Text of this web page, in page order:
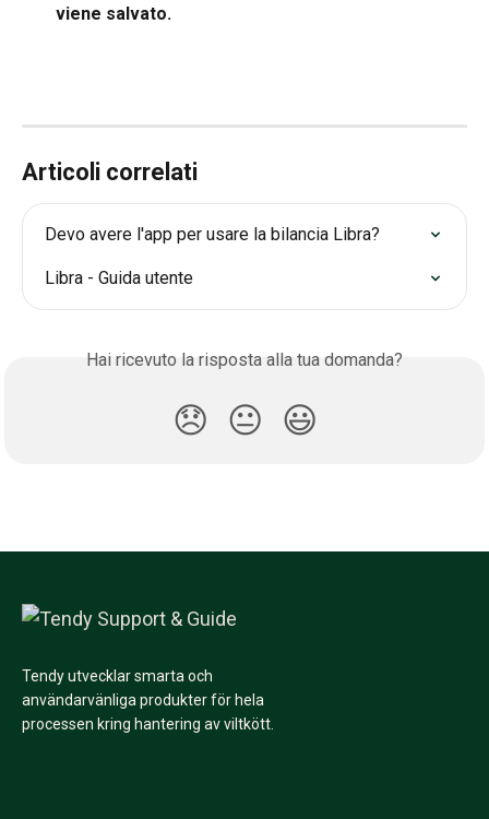
viene salvato.
Articoli correlati
Devo avere l'app per usare la bilancia Libra?
Libra - Guida utente
Hai ricevuto la risposta alla tua domanda?
😞 😐 😃
Tendy utvecklar smarta och
användarvänliga produkter för hela
processen kring hantering av viltkött.